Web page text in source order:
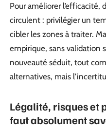
Pour améliorer l’efficacité,
circulent : privilégier un
cibler les zones à traiter.
empirique, sans validation
nouveauté séduit, tout
alternatives, mais
Légalité, risques et
faut absolument